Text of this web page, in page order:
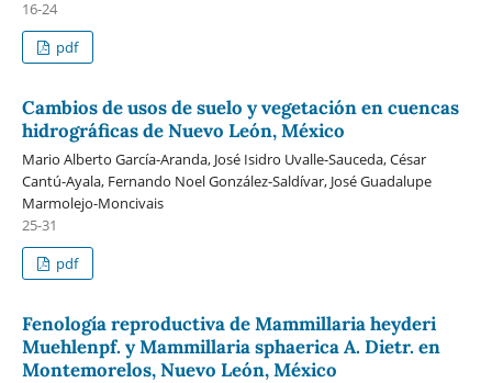
16-24
pdf
Cambios de usos de suelo y vegetación en cuencas
hidrográficas de Nuevo León, México
Mario Alberto García-Aranda, José Isidro Uvalle-Sauceda, César
Cantú-Ayala, Fernando Noel González-Saldívar, José Guadalupe
Marmolejo-Moncivais
25-31
pdf
Fenología reproductiva de Mammillaria heyderi
Muehlenpf. y Mammillaria sphaerica A. Dietr. en
Montemorelos, Nuevo León, México